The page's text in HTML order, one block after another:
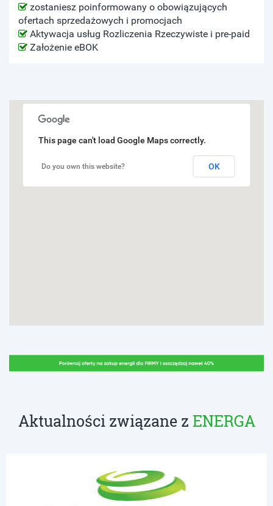
zostaniesz poinformowany o obowiązujących
ofertach sprzedażowych i promocjach
Aktywacja usług Rozliczenia Rzeczywiste i pre-paid
Założenie eBOK
This page can't load Google Maps correctly.
Do you own this website? OK
Aktualności związane z ENERGA